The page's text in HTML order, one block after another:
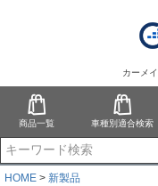
カーメ
商品一覧 車種別適合検索
HOME
新製品